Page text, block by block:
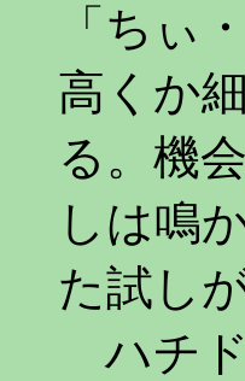
「ちぃ
高くか
る。機
しは鳴
た試し
ハチ